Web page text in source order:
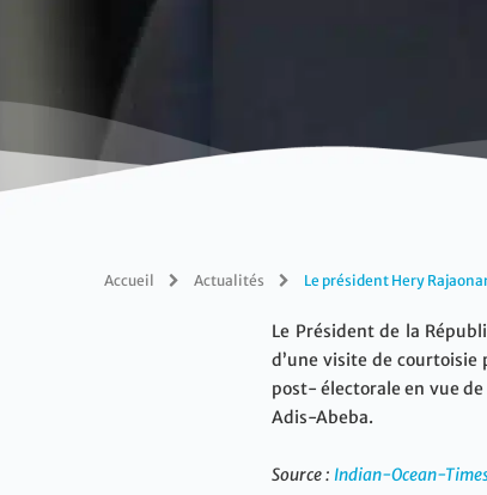
Accueil Actualités Le président Hery
Le Président de la
d’une visite de
post- électorale en vue
Adis-Abeba.
Source : Indian-Ocean-